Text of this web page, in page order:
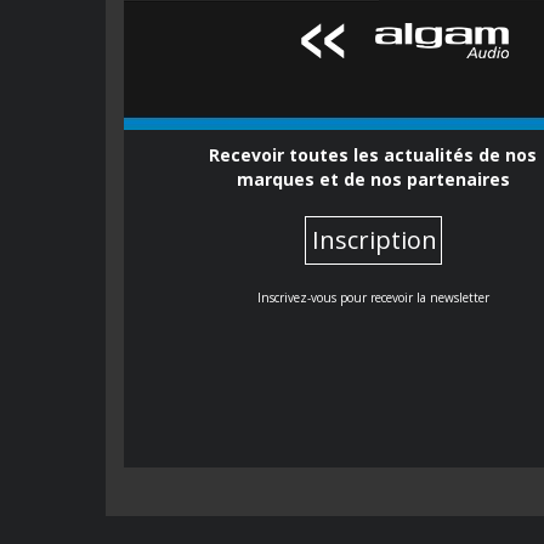
Recevoir toutes les actualités de nos
marques et de nos partenaires
Inscription
Inscrivez-vous pour recevoir la newsletter